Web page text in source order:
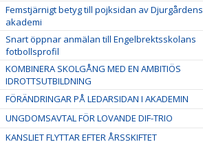
Femstjärnigt betyg till pojksidan av Djurgårdens
akademi
Snart öppnar anmälan till Engelbrektsskolans
fotbollsprofil
KOMBINERA SKOLGÅNG MED EN AMBITIÖS
IDROTTSUTBILDNING
FÖRÄNDRINGAR PÅ LEDARSIDAN I AKADEMIN
UNGDOMSAVTAL FÖR LOVANDE DIF-TRIO
KANSLIET FLYTTAR EFTER ÅRSSKIFTET